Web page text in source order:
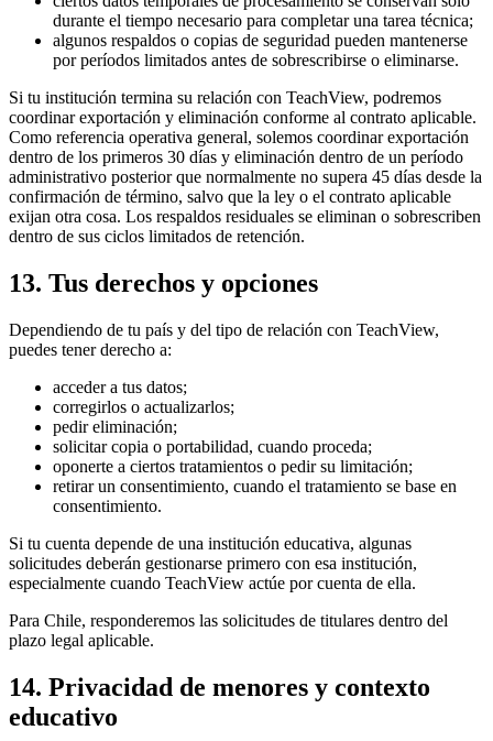
durante el tiempo necesario para completar una tarea técnica;
algunos respaldos o copias de seguridad pueden mantenerse
por períodos limitados antes de sobrescribirse o eliminarse.
Si tu institución termina su relación con TeachView, podremos
coordinar exportación y eliminación conforme al contrato aplicable.
Como referencia operativa general, solemos coordinar exportación
dentro de los primeros 30 días y eliminación dentro de un período
administrativo posterior que normalmente no supera 45 días desde la
confirmación de término, salvo que la ley o el contrato aplicable
exijan otra cosa. Los respaldos residuales se eliminan o sobrescriben
dentro de sus ciclos limitados de retención.
13. Tus derechos y opciones
Dependiendo de tu país y del tipo de relación con TeachView,
puedes tener derecho a:
acceder a tus datos;
corregirlos o actualizarlos;
pedir eliminación;
solicitar copia o portabilidad, cuando proceda;
oponerte a ciertos tratamientos o pedir su limitación;
retirar un consentimiento, cuando el tratamiento se base en
consentimiento.
Si tu cuenta depende de una institución educativa, algunas
solicitudes deberán gestionarse primero con esa institución,
especialmente cuando TeachView actúe por cuenta de ella.
Para Chile, responderemos las solicitudes de titulares dentro del
plazo legal aplicable.
14. Privacidad de menores y contexto
educativo